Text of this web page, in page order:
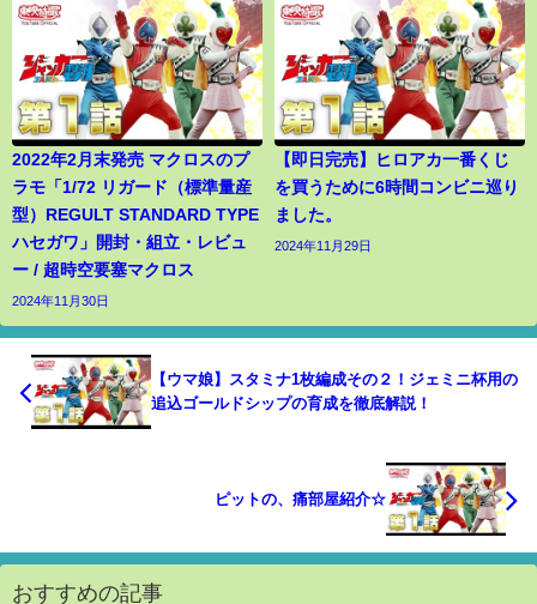
2022年2月末発売 マクロスのプ
ラモ「1/72 リガード（標準量産
型）REGULT STANDARD TYPE
ハセガワ」開封・組立・レビュ
ー / 超時空要塞マクロス
2024年11月30日
【即日完売】ヒロアカ一番くじ
を買うために6時間コンビニ巡り
ました。
2024年11月29日
【ウマ娘】スタミナ1枚編成その２！ジェミニ杯用の
追込ゴールドシップの育成を徹底解説！
ピットの、痛部屋紹介☆
おすすめの記事